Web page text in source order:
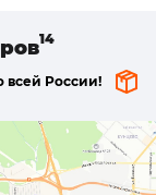
всей России!